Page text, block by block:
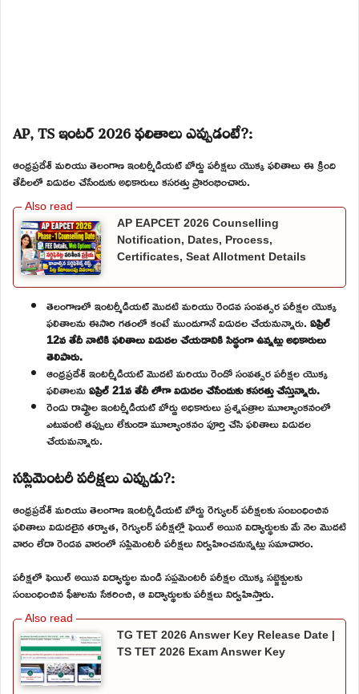
AP, TS ఇంటర్ 2026 ఫలితాలు ఎప్పుడంటే?:
ఆంధ్రప్రదేశ్ మరియు తెలంగాణ ఇంటర్మీడియట్ బోర్డు పరీక్షలు యొక్క ఫలితాలు ఈ క్రింది
తేదీలలో విడుదల చేసేందుకు అధికారులు కసరత్తు ప్రారంభించారు.
AP EAPCET 2026 Counselling
Notification, Dates, Process,
Certificates, Seat Allotment Details
తెలంగాణలో ఇంటర్మీడియట్ మొదటి మరియు రెండవ సంవత్సర పరీక్షల యొక్క
ఫలితాలను ఈసారి గతంలో కంటే ముందుగానే విడుదల చేయనున్నారు.ఏప్రిల్
12వ తేదీ నాటికి ఫలితాలు విడుదల చేయడానికి సిద్ధంగా ఉన్నట్లు అధికారులు
తెలిపారు.
ఆంధ్రప్రదేశ్ ఇంటర్మీడియట్ మొదటి మరియు రెండో సంవత్సర పరీక్షల యొక్క
ఫలితాలనుఏప్రిల్ 21వ తేదీ లోగా విడుదల చేసేందుకు కసరత్తు చేస్తున్నారు.
రెండు రాష్ట్రాల ఇంటర్మీడియట్ బోర్డు అధికారులు ప్రశ్నపత్రాల మూల్యాంకనంలో
ఎటువంటి తప్పులు లేకుండా మూల్యాంకనం పూర్తి చేసి ఫలితాలు విడుదల
చేయమన్నారు.
సప్లిమెంటరీ పరీక్షలు ఎప్పుడు?:
ఆంధ్రప్రదేశ్ మరియు తెలంగాణ ఇంటర్మీడియట్ బోర్డు రెగ్యులర్ పరీక్షలకు సంబంధించిన
ఫలితాలు విడుదలైన తర్వాత, రెగ్యులర్ పరీక్షల్లో ఫెయిల్ అయిన విద్యార్థులకు మే నెల మొదటి
వారం లేదా రెండవ వారంలో సప్లిమెంటరీ పరీక్షలు నిర్వహించనున్నట్లు సమాచారం.
పరీక్షలో ఫెయిల్ అయిన విద్యార్థుల నుండి సప్లమెంటరీ పరీక్షల యొక్క సబ్జెక్టులకు
సంబంధించిన ఫీజులను సేకరించి, ఆ విద్యార్థులకు పరీక్షలు నిర్వహిస్తారు.
TG TET 2026 Answer Key Release Date |
TS TET 2026 Exam Answer Key